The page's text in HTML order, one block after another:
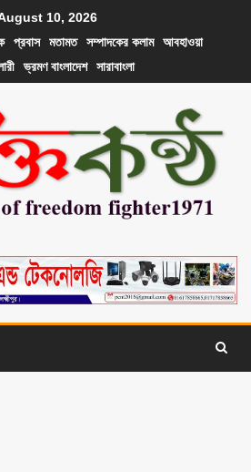
10, 2026
প্রবাস মতামত সম্পাদকের কলাম
আবহাওয়া
ভ্রমণ বাংলাদেশ সারাবাংলা